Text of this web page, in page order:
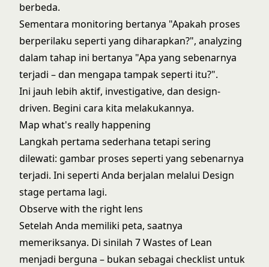
berbeda.
Sementara monitoring bertanya "Apakah proses
berperilaku seperti yang diharapkan?", analyzing
dalam tahap ini bertanya "Apa yang sebenarnya
terjadi – dan mengapa tampak seperti itu?".
Ini jauh lebih aktif, investigative, dan design-
driven. Begini cara kita melakukannya.
Map what's really happening
Langkah pertama sederhana tetapi sering
dilewati: gambar proses seperti yang sebenarnya
terjadi. Ini seperti Anda berjalan melalui Design
stage pertama lagi.
Observe with the right lens
Setelah Anda memiliki peta, saatnya
memeriksanya. Di sinilah 7 Wastes of Lean
menjadi berguna – bukan sebagai checklist untuk